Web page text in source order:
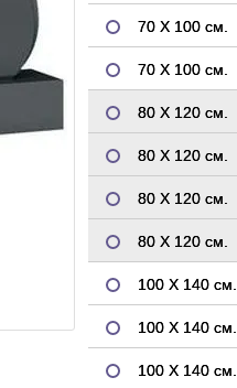
70 Х 100 см.
70 Х 100 см.
80 Х 120 см.
80 Х 120 см.
80 Х 120 см.
80 Х 120 см.
100 Х 140 см.
100 Х 140 см.
100 Х 140 см.